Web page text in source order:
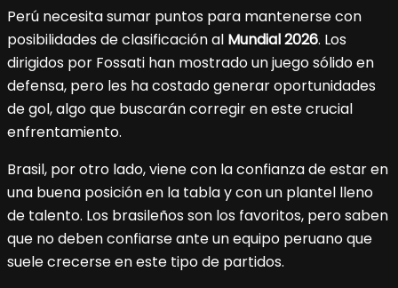
Perú necesita sumar puntos para mantenerse con
posibilidades de clasificación al Mundial 2026. Los
dirigidos por Fossati han mostrado un juego sólido en
defensa, pero les ha costado generar oportunidades
de gol, algo que buscarán corregir en este crucial
enfrentamiento.
Brasil, por otro lado, viene con la confianza de estar en
una buena posición en la tabla y con un plantel lleno
de talento. Los brasileños son los favoritos, pero saben
que no deben confiarse ante un equipo peruano que
suele crecerse en este tipo de partidos.